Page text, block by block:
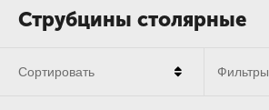
Струбцины столярные
Сортировать Фильтры